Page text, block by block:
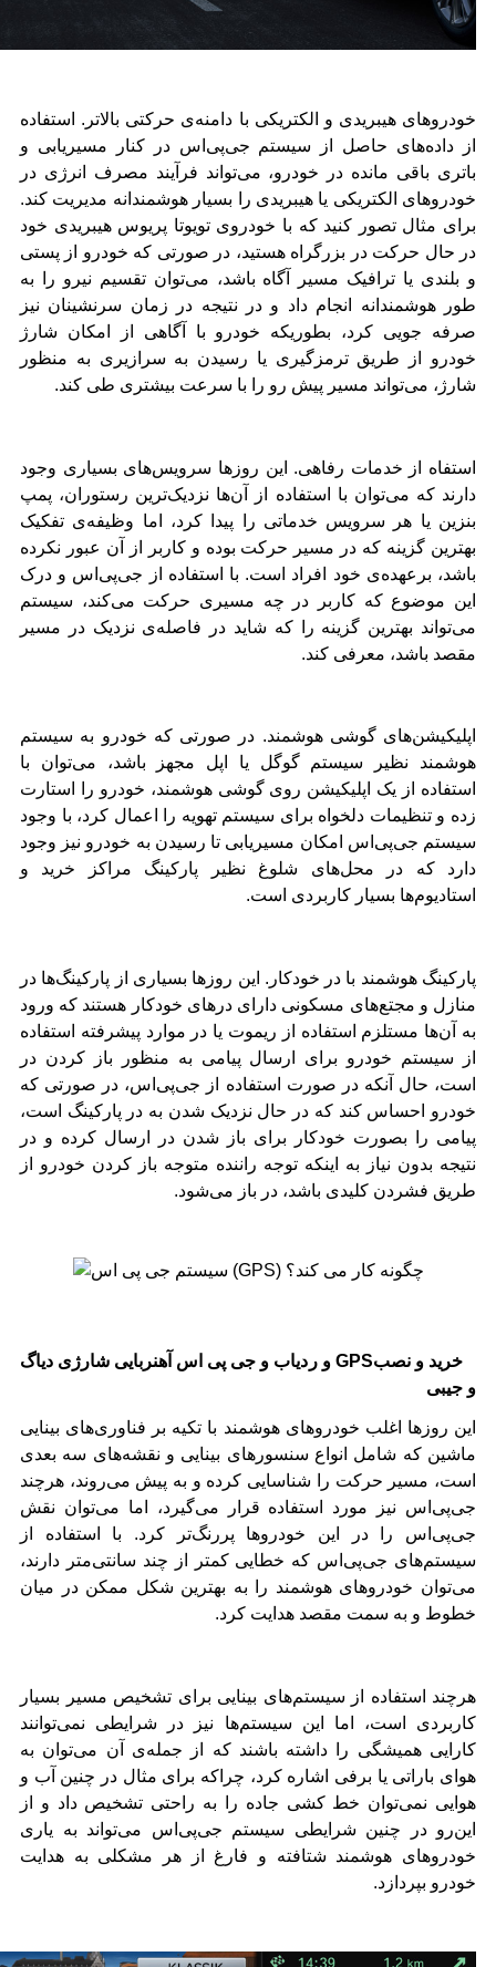
خودروهای هیبریدی و الکتریکی با دامنه‌ی حرکتی بالاتر. استفاده
از داده‌های حاصل از سیستم جی‌پی‌اس در کنار مسیریابی و
باتری باقی مانده در خودرو، می‌تواند فرآیند مصرف انرژی در
خودروهای الکتریکی یا هیبریدی را بسیار هوشمندانه مدیریت کند.
برای مثال تصور کنید که با خودروی تویوتا پریوس هیبریدی خود
در حال حرکت در بزرگراه هستید، در صورتی که خودرو از پستی
و بلندی یا ترافیک مسیر آگاه باشد، می‌توان تقسیم نیرو را به
طور هوشمندانه انجام داد و در نتیجه در زمان سرنشینان نیز
صرفه جویی کرد، بطوریکه خودرو با آگاهی از امکان شارژ
خودرو از طریق ترمزگیری یا رسیدن به سرازیری به منظور
شارژ، می‌تواند مسیر پیش رو را با سرعت بیشتری طی کند.
استفاه از خدمات رفاهی. این روزها سرویس‌های بسیاری وجود
دارند که می‌توان با استفاده از آن‌ها نزدیک‌ترین رستوران، پمپ
بنزین یا هر سرویس خدماتی را پیدا کرد، اما وظیفه‌ی تفکیک
بهترین گزینه که در مسیر حرکت بوده و کاربر از آن عبور نکرده
باشد، برعهده‌ی خود افراد است. با استفاده از جی‌پی‌اس و درک
این موضوع که کاربر در چه مسیری حرکت می‌کند، سیستم
می‌تواند بهترین گزینه را که شاید در فاصله‌ی نزدیک در مسیر
مقصد باشد، معرفی کند.
اپلیکیشن‌های گوشی هوشمند. در صورتی که خودرو به سیستم
هوشمند نظیر سیستم گوگل یا اپل مجهز باشد، می‌توان با
استفاده از یک اپلیکیشن روی گوشی هوشمند، خودرو را استارت
زده و تنظیمات دلخواه برای سیستم تهویه را اعمال کرد، با وجود
سیستم جی‌پی‌اس امکان مسیریابی تا رسیدن به خودرو نیز وجود
دارد که در محل‌های شلوغ نظیر پارکینگ‌ مراکز خرید و
استادیوم‌ها بسیار کاربردی است.
پارکینگ هوشمند با در خودکار. این روزها بسیاری از پارکینگ‌ها در
منازل و مجتع‌های مسکونی دارای درهای خودکار هستند که ورود
به آن‌ها مستلزم استفاده از ریموت یا در موارد پیشرفته استفاده
از سیستم خودرو برای ارسال پیامی به منظور باز کردن در
است، حال آنکه در صورت استفاده از جی‌پی‌اس، در صورتی که
خودرو احساس کند که در حال نزدیک شدن به در پارکینگ است،
پیامی را بصورت خودکار برای باز شدن در ارسال کرده و در
نتیجه بدون نیاز به اینکه توجه راننده متوجه باز کردن خودرو از
طریق فشردن کلیدی باشد، در باز می‌شود.
GPSخرید و نصب
و ردیاب و جی پی اس آهنربایی شارژی دیاگ
و جیبی
این روزها اغلب خودروهای هوشمند با تکیه بر فناوری‌های بینایی
ماشین که شامل انواع سنسور‌های بینایی و نقشه‌های سه بعدی
است، مسیر حرکت را شناسایی کرده و به پیش می‌روند، هرچند
جی‌پی‌اس نیز مورد استفاده قرار می‌گیرد، اما می‌توان نقش
جی‌پی‌اس را در این خودروها پررنگ‌تر کرد. با استفاده از
سیستم‌های جی‌پی‌اس که خطایی کمتر از چند سانتی‌متر دارند،
می‌توان خودروهای هوشمند را به بهترین شکل ممکن در میان
خطوط و به سمت مقصد هدایت کرد.
هرچند استفاده از سیستم‌های بینایی برای تشخیص مسیر بسیار
کاربردی است، اما این سیستم‌ها نیز در شرایطی نمی‌توانند
کارایی همیشگی را داشته باشند که از جمله‌ی آن می‌توان به
هوای باراتی یا برفی اشاره کرد، چراکه برای مثال در چنین آب و
هوایی نمی‌توان خط کشی جاده را به راحتی تشخیص داد و از
این‌رو در چنین شرایطی سیستم جی‌پی‌اس می‌تواند به یاری
خودروهای هوشمند شتافته و فارغ از هر مشکلی به هدایت
خودرو بپردازد.